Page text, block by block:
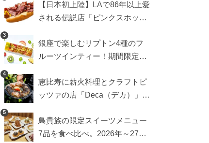
ーなどをご紹介
【日本初上陸】LAで86年以上愛
される伝説店「ピンクスホット
ットドッグブーム到来!?
3
銀座で楽しむリプトン4種のフ
ルーツインティー！期間限定キ
4
恵比寿に薪火料理とクラフトピ
ッツァの店「Deca（デカ）」が
ストラン
5
鳥貴族の限定スイーツメニュー
7品を食べ比べ。2026年～27年